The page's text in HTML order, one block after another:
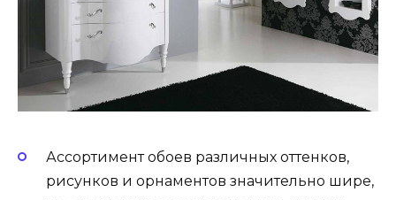
Ассортимент обоев различных оттенков,
рисунков и орнаментов значительно шире,